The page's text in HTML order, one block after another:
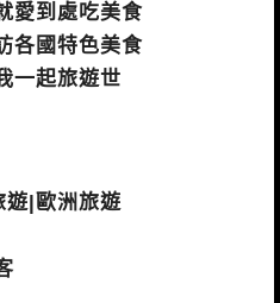
愛到處吃美食
各國特色美食
一起旅遊世
遊|歐洲旅遊